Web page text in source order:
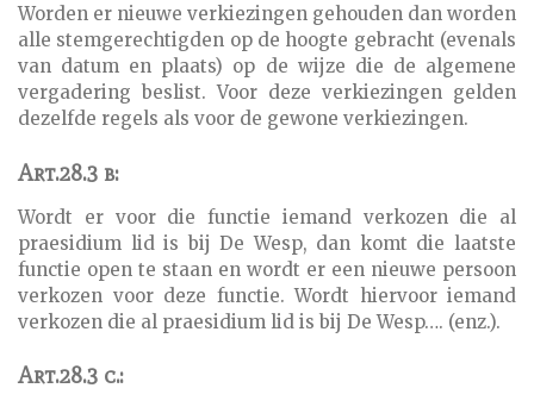
Worden er nieuwe verkiezingen gehouden dan worden
alle stemgerechtigden op de hoogte gebracht (evenals
van datum en plaats) op de wijze die de algemene
vergadering beslist. Voor deze verkiezingen gelden
dezelfde regels als voor de gewone verkiezingen.
Art.28.3 b:
Wordt er voor die functie iemand verkozen die al
praesidium lid is bij De Wesp, dan komt die laatste
functie open te staan en wordt er een nieuwe persoon
verkozen voor deze functie. Wordt hiervoor iemand
verkozen die al praesidium lid is bij De Wesp…. (enz.).
Art.28.3 c.: